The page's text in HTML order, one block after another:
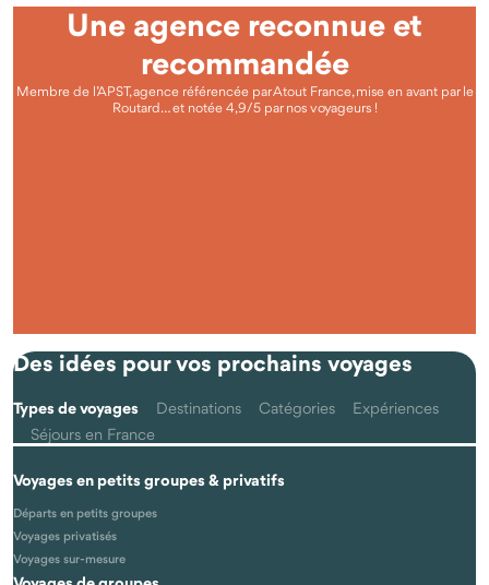
Les voyages se font-ils vraiment en petits groupes ?
Une agence reconnue et
recommandée
Membre de l’APST, agence référencée par Atout France, mise en avant par le
Routard… et notée 4,9/5 par nos voyageurs !
Des idées pour vos prochains voyages
Types de voyages Destinations Catégories
Expériences
Séjours en France
Voyages en petits groupes & privatifs
Départs en petits groupes
Voyages privatisés
Voyages sur-mesure